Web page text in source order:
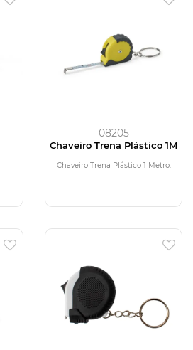
08205
Chaveiro Trena Plástico 1M
Chaveiro Trena Plástico 1 Metro.